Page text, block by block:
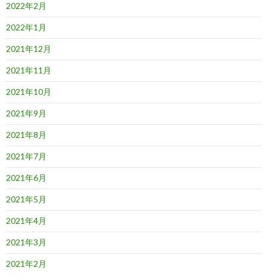
2022年2月
2022年1月
2021年12月
2021年11月
2021年10月
2021年9月
2021年8月
2021年7月
2021年6月
2021年5月
2021年4月
2021年3月
2021年2月